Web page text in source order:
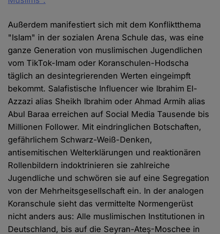
Außerdem manifestiert sich mit dem Konfliktthema
"Islam" in der sozialen Arena Schule das, was eine
ganze Generation von muslimischen Jugendlichen
vom TikTok-Imam oder Koranschulen-Hodscha
täglich an desintegrierenden Werten eingeimpft
bekommt. Salafistische Influencer wie Ibrahim El-
Azzazi alias Sheikh Ibrahim oder Ahmad Armih alias
Abul Baraa erreichen auf Social Media Tausende bis
Millionen Follower. Mit eindringlichen Botschaften,
gefährlichem Schwarz-Weiß-Denken,
antisemitischen Welterklärungen und reaktionären
Rollenbildern indoktrinieren sie zahlreiche
Jugendliche und schwören sie auf eine Segregation
von der Mehrheitsgesellschaft ein. In der analogen
Koranschule sieht das vermittelte Normengerüst
nicht anders aus: Alle muslimischen Institutionen in
Deutschland, bis auf die Seyran-Ateş-Moschee in